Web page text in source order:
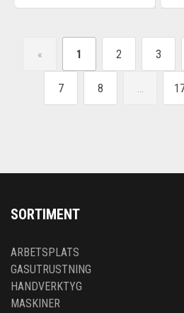
« 1 2 3
7 8 ...
SORTIMENT
ARBETSPLATS
GASUTRUSTNING
HANDVERKTYG
MASKINER